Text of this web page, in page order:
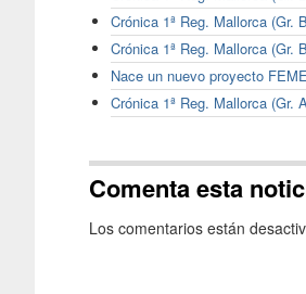
Crónica 1ª Reg. Mallorca (Gr.
Crónica 1ª Reg. Mallorca (Gr.
Nace un nuevo proyecto
Crónica 1ª Reg. Mallorca (Gr.
Comenta esta
Los comentarios están